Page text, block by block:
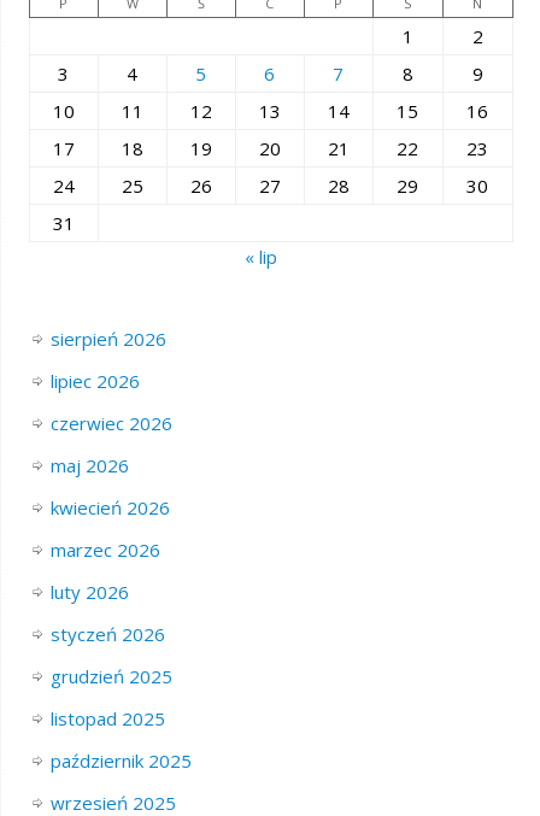
1
2
3
4 5 6 7 8
9
10
11 12 13 14 15
16
17
18 19 20 21 22
23
24
25 26 27 28 29
30
31
« lip
sierpień 2026
lipiec 2026
czerwiec 2026
maj 2026
kwiecień 2026
marzec 2026
luty 2026
styczeń 2026
grudzień 2025
listopad 2025
październik 2025
wrzesień 2025